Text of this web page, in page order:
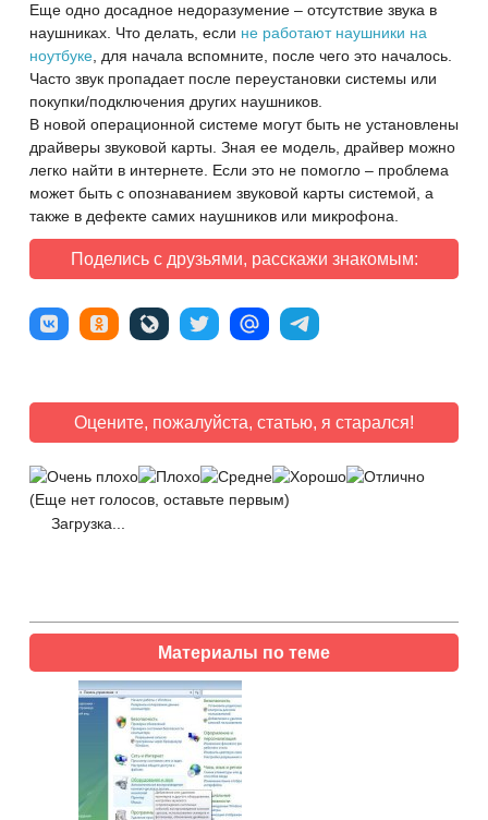
Еще одно досадное недоразумение – отсутствие звука в
наушниках. Что делать, если не работают наушники на
ноутбуке , для начала вспомните, после чего это началось.
Часто звук пропадает после переустановки системы или
покупки/подключения других наушников.
В новой операционной системе могут быть не установлены
драйверы звуковой карты. Зная ее модель, драйвер можно
легко найти в интернете. Если это не помогло – проблема
может быть с опознаванием звуковой карты системой, а
также в дефекте самих наушников или микрофона.
Поделись с друзьями, расскажи знакомым:
Оцените, пожалуйста, статью, я старался!
(Еще нет голосов, оставьте первым)
Загрузка...
Материалы по теме